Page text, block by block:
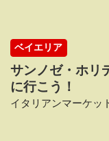
ベイエリア
サンノゼ・ホリ
に行こう！
イタリアンマーケッ